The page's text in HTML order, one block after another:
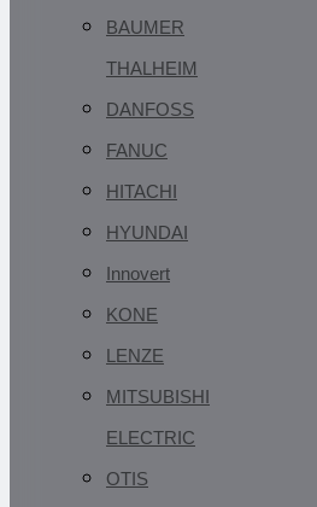
BAUMER
THALHEIM
DANFOSS
FANUC
HITACHI
HYUNDAI
Innovert
KONE
LENZE
MITSUBISHI
ELECTRIC
OTIS